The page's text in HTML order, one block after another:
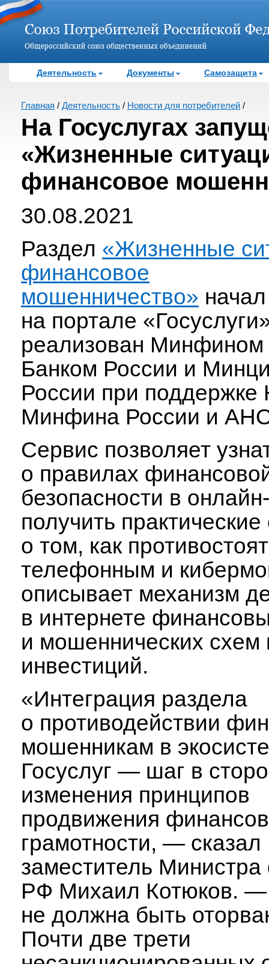
Деятельность Документы Самозащита
Главная / Деятельность / Новости для потребителей /
На Госуслугах
«Жизненные
финансовое
30.08.2021
Раздел «Жизненные
финансовое
мошенничество»
на портале
реализован Минфином
Банком России и
России при
Минфина России и
Сервис позволяет
о правилах
безопасности в
получить
о том, как
телефонным и
описывает механизм
в интернете
и мошеннических схем
инвестиций.
«Интеграция раздела
о противодействии
мошенникам в
Госуслуг — шаг в
изменения принципов
продвижения
грамотности, — сказал
заместитель
РФ Михаил Котюков. —
не должна быть
Почти две трети